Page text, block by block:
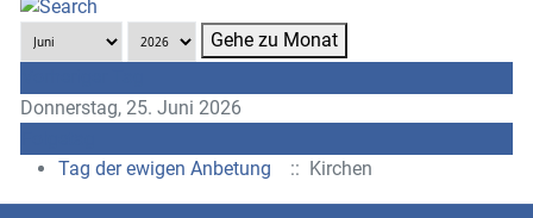
Gehe zu Monat
Donnerstag, 25. Juni 2026
Tag der ewigen Anbetung
:: Kirchen